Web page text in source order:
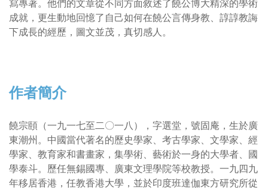
寫專著。他們的文章從不同方面敘述了饒公博大精深的學術
成就，更生動地回憶了自己如何在饒公言傳身教、諄諄教誨
下成長的經歷，圖文並茂，真切感人。
作者簡介
饒宗頤（一九一七至二〇一八），字選堂，號固庵，生於廣
東潮州。中國當代著名的歷史學家、考古學家、文學家、經
學家、教育家和書畫家，集學術、藝術於一身的大學者、國
學泰斗。歷任無錫國專、廣東文理學院等校教授。一九四九
年移居香港，任教香港大學，並於印度班達伽東方研究所從